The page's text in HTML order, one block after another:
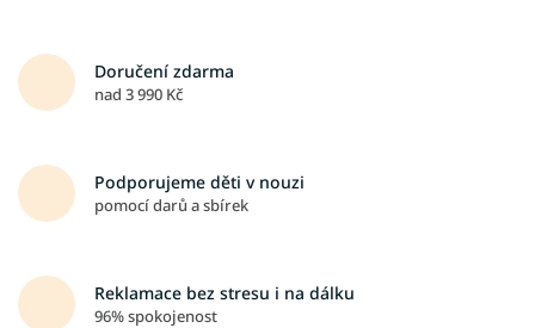
Doručení zdarma
nad 3 990 Kč
Podporujeme děti v nouzi
pomocí darů a sbírek
Reklamace bez stresu i na dálku
96% spokojenost